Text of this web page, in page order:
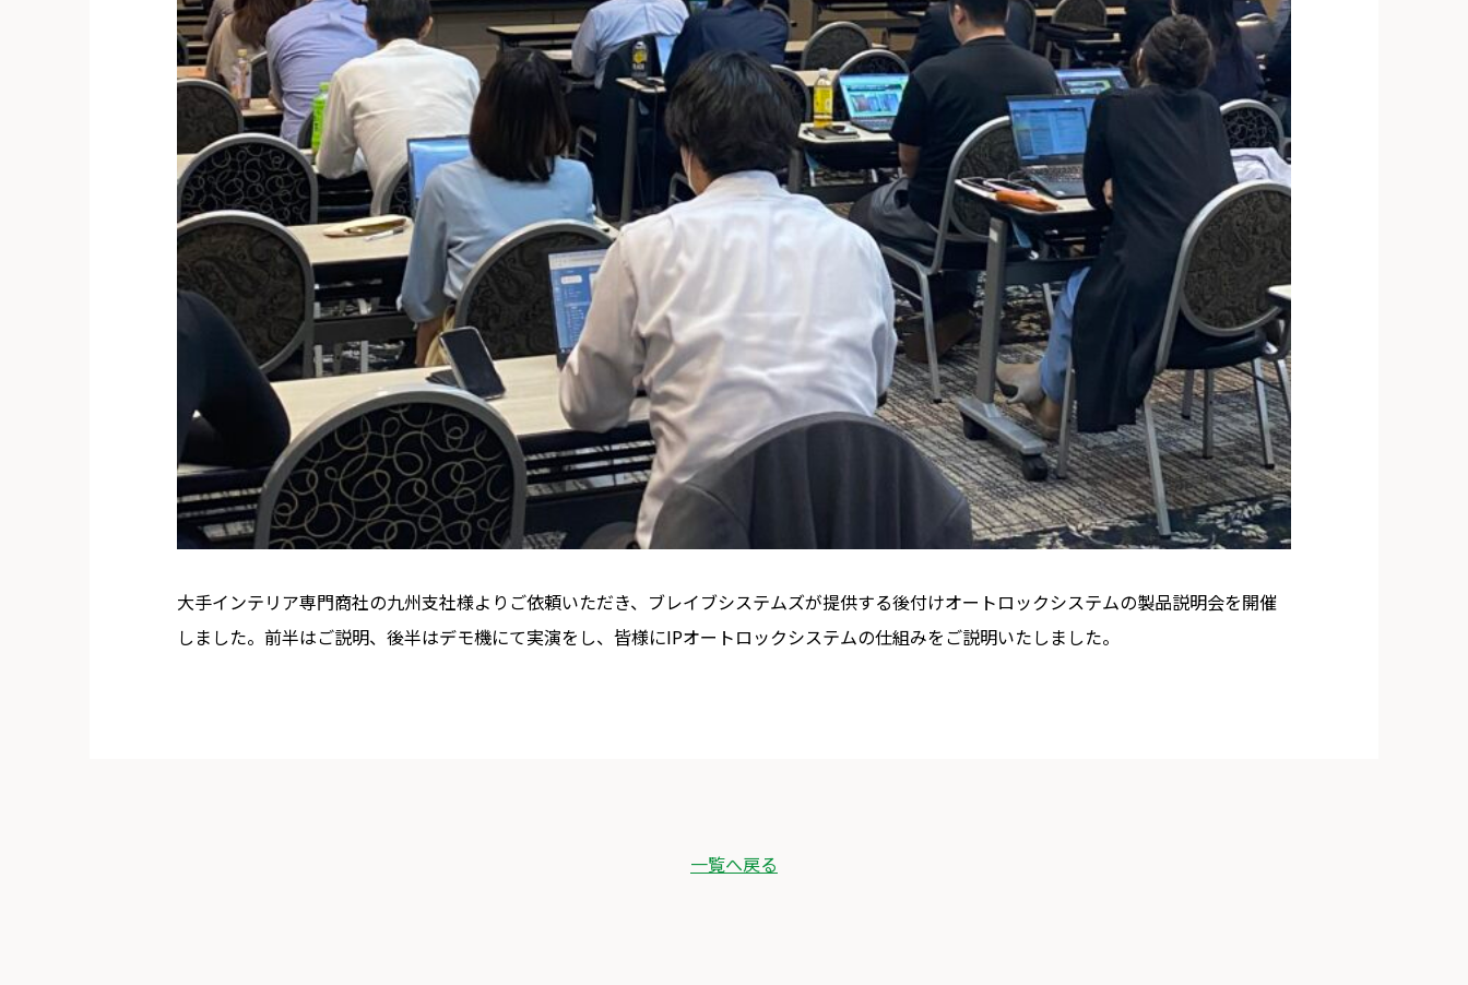
大手インテリア専門商社の九州支社様よりご依頼いただき、ブレイブシステムズが提供する後付けオートロックシステムの製品説明会を開催
しました。前半はご説明、後半はデモ機にて実演をし、皆様にIPオートロックシステムの仕組みをご説明いたしました。
一覧へ戻る